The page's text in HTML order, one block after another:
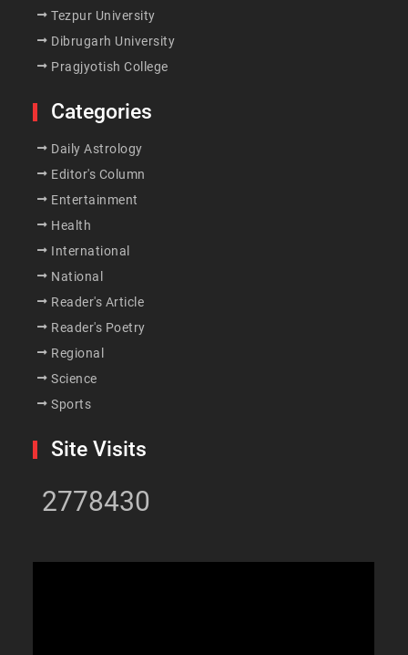
Tezpur University
Dibrugarh University
Pragjyotish College
Categories
Daily Astrology
Editor's Column
Entertainment
Health
International
National
Reader's Article
Reader's Poetry
Regional
Science
Sports
Site Visits
2778430